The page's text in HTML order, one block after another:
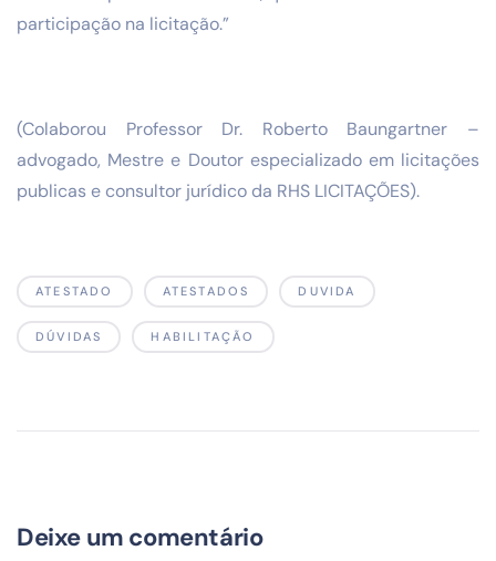
participação na licitação.”
(Colaborou Professor Dr. Roberto Baungartner –
advogado, Mestre e Doutor especializado em licitações
publicas e consultor jurídico da RHS LICITAÇÕES).
ATESTADO ATESTADOS DUVIDA
DÚVIDAS HABILITAÇÃO
Deixe um comentário